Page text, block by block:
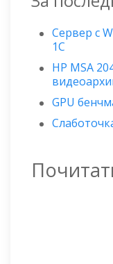
Сервер с
1С
HP MSA
GPU